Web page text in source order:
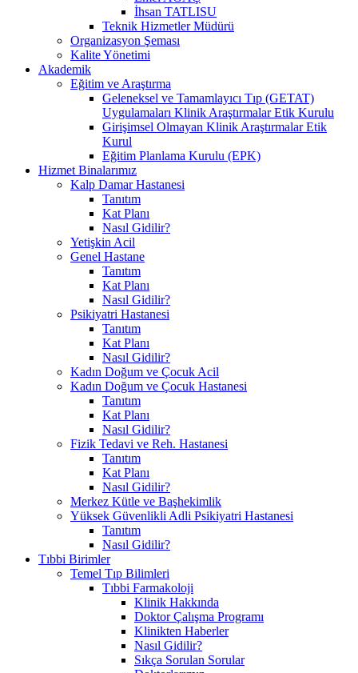
İhsan TATLISU
Teknik Hizmetler Müdürü
Organizasyon Şeması
Kalite Yönetimi
Akademik
Eğitim ve Araştırma
Geleneksel ve Tamamlayıcı Tıp (GETAT)
Uygulamaları Klinik Araştırmalar Etik Kurulu
Girişimsel Olmayan Klinik Araştırmalar Etik
Kurul
Eğitim Planlama Kurulu (EPK)
Hizmet Binalarımız
Kalp Damar Hastanesi
Tanıtım
Kat Planı
Nasıl Gidilir?
Yetişkin Acil
Genel Hastane
Tanıtım
Kat Planı
Nasıl Gidilir?
Psikiyatri Hastanesi
Tanıtım
Kat Planı
Nasıl Gidilir?
Kadın Doğum ve Çocuk Acil
Kadın Doğum ve Çocuk Hastanesi
Tanıtım
Kat Planı
Nasıl Gidilir?
Fizik Tedavi ve Reh. Hastanesi
Tanıtım
Kat Planı
Nasıl Gidilir?
Merkez Kütle ve Başhekimlik
Yüksek Güvenlikli Adli Psikiyatri Hastanesi
Tanıtım
Nasıl Gidilir?
Tıbbi Birimler
Temel Tıp Bilimleri
Tıbbi Farmakoloji
Klinik Hakkında
Doktor Çalışma Programı
Klinikten Haberler
Nasıl Gidilir?
Sıkça Sorulan Sorular